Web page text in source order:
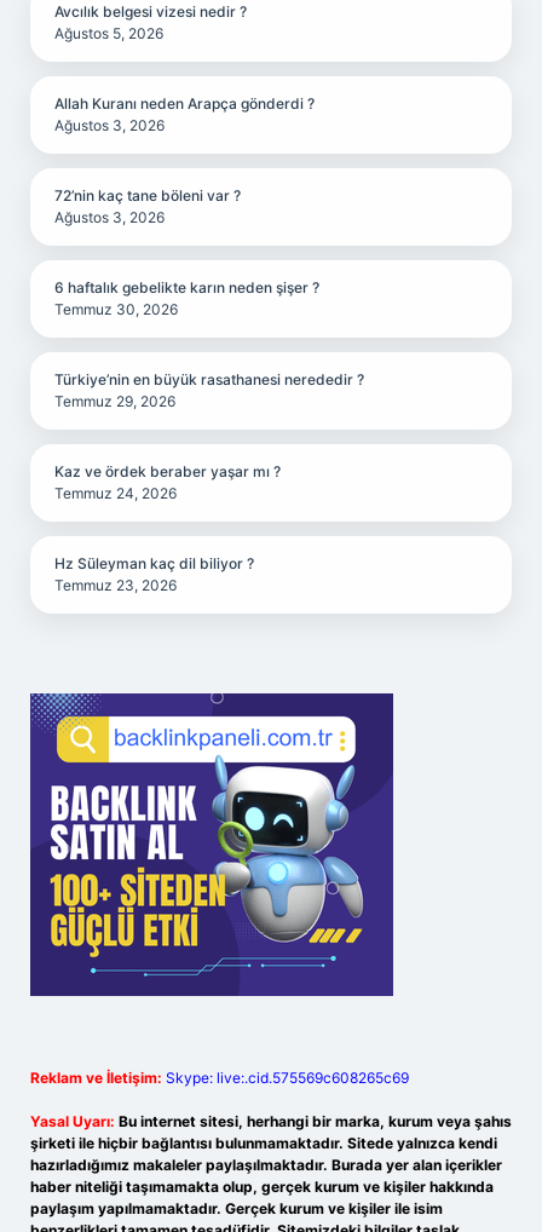
Avcılık belgesi vizesi nedir ?
Ağustos 5, 2026
Allah Kuranı neden Arapça gönderdi ?
Ağustos 3, 2026
72’nin kaç tane böleni var ?
Ağustos 3, 2026
6 haftalık gebelikte karın neden şişer ?
Temmuz 30, 2026
Türkiye’nin en büyük rasathanesi nerededir ?
Temmuz 29, 2026
Kaz ve ördek beraber yaşar mı ?
Temmuz 24, 2026
Hz Süleyman kaç dil biliyor ?
Temmuz 23, 2026
Reklam ve İletişim: Skype: live:.cid.575569c608265c69
Yasal Uyarı: Bu internet sitesi, herhangi bir marka, kurum veya şahıs
şirketi ile hiçbir bağlantısı bulunmamaktadır. Sitede yalnızca kendi
hazırladığımız makaleler paylaşılmaktadır. Burada yer alan içerikler
haber niteliği taşımamakta olup, gerçek kurum ve kişiler hakkında
paylaşım yapılmamaktadır. Gerçek kurum ve kişiler ile isim